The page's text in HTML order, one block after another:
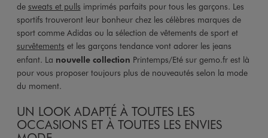
de sweats et pulls imprimés parfaits pour tous les garçons. Les
sportifs trouveront leur bonheur chez les célèbres marques de
sport comme Adidas ou la sélection de vêtements de sport et
survêtements et les garçons tendance vont adorer les jeans
enfant. La nouvelle collection Printemps/Eté sur gemo.fr est là
pour vous proposer toujours plus de nouveautés selon la mode
du moment.
UN LOOK ADAPTÉ À TOUTES LES
OCCASIONS ET À TOUTES LES ENVIES